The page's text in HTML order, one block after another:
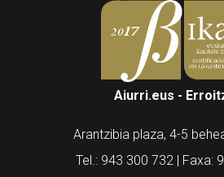
Aiurri.eus -
Arantzibia plaza, 4-5
Tel.: 943 300 732 | Faxa: